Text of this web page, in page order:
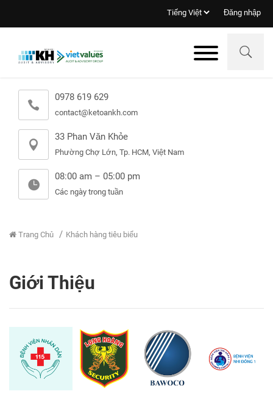
Đăng nhập
0978 619 629
contact@ketoankh.com
33 Phan Văn Khỏe
Phường Chợ Lớn, Tp. HCM, Việt Nam
08:00 am – 05:00 pm
Các ngày trong tuần
Trang Chủ Khách hàng tiêu biểu
Giới Thiệu